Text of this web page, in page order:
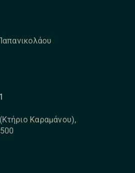
Καραμάνου),